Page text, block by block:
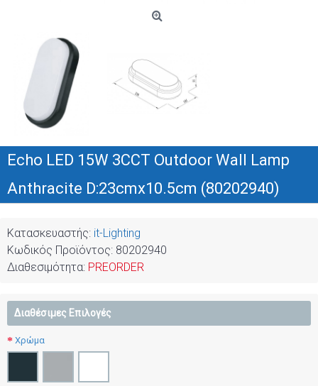
Echo LED 15W 3CCT Outdoor Wall Lamp
Anthracite D:23cmx10.5cm (80202940)
Κατασκευαστής: it-Lighting
Κωδικός Προϊόντος: 80202940
Διαθεσιμότητα: PREORDER
Διαθέσιμες Επιλογές
Χρώμα